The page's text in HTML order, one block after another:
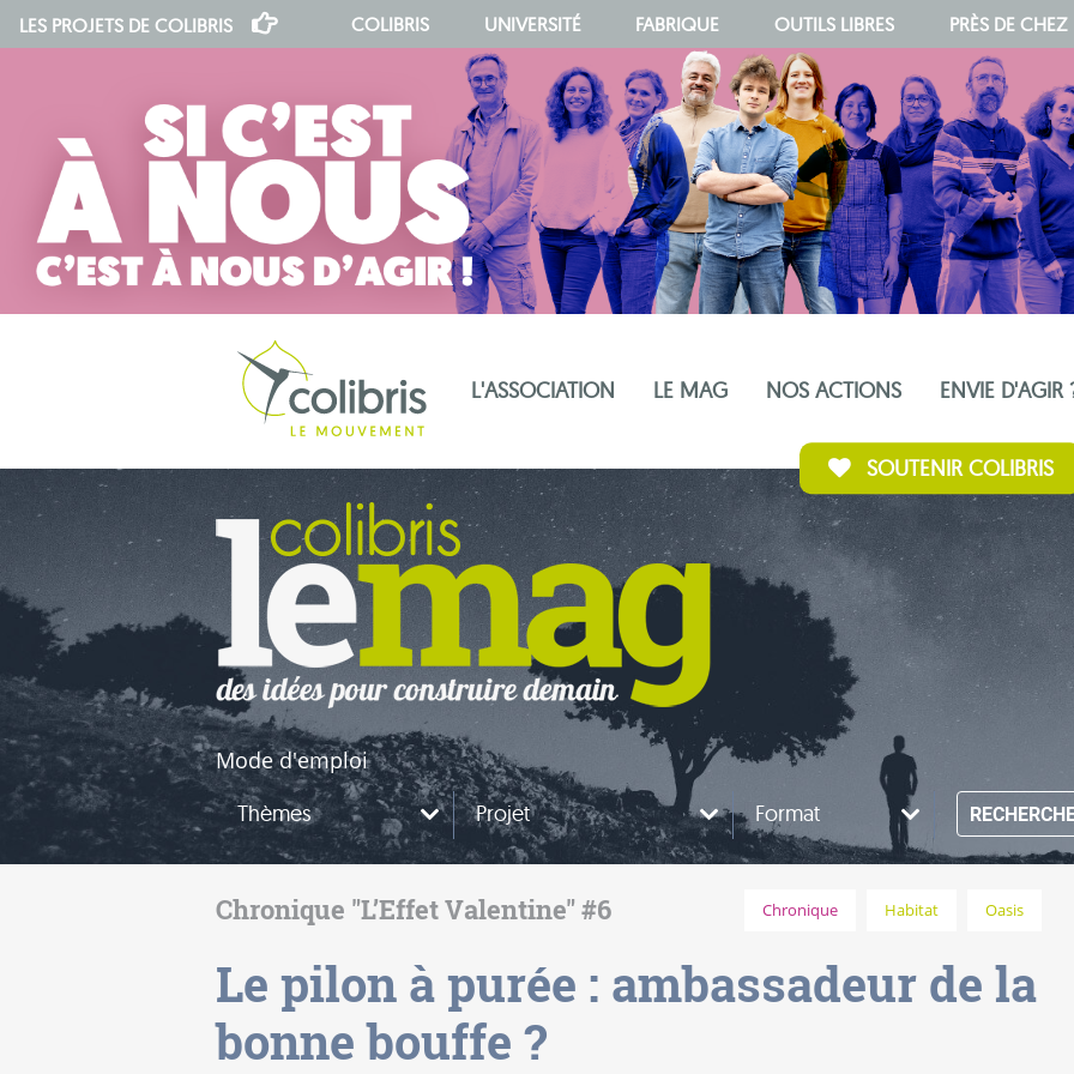
LES PROJETS DE COLIBRIS COLIBRIS UNIVERSITÉ FABRIQUE OUTILS LIBRES PRÈS DE
L'ASSOCIATION LE MAG NOS ACTIONS ENVIE D'AGIR
indépendance
SOUTENIR COLIBRIS
Mode d'emploi
Thèmes Projet Format
Chronique "L’Effet Valentine" #6 Chronique Habitat Oasis
Le pilon à purée : ambassadeur de la
bonne bouffe ?